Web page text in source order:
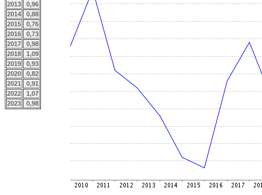
2013
0,96
2014
0,88
2015
0,76
2016
0,73
2017
0,98
2018
1,09
2019
0,93
2020
0,82
2021
0,91
2022
1,07
2023
0,98